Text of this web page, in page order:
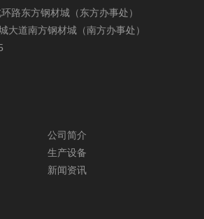
路东方钢材城（东方办事处）
道南方钢材城（南方办事处）
公司简介
生产设备
新闻资讯